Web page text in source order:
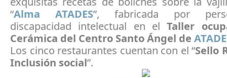
“Alma ATADES”, fabricada por
discapacidad intelectual en elTaller
Cerámica del Centro Santo Ángel de
Los cinco restaurantes cuentan con el “Sello
Inclusión social”.